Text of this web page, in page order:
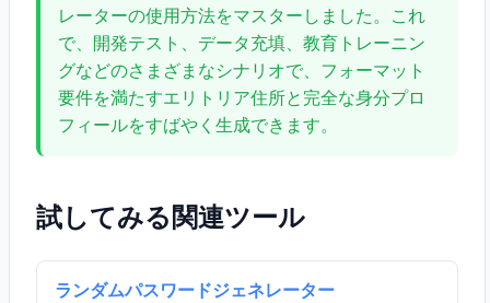
レーターの使用方法をマスターしました。これ
で、開発テスト、データ充填、教育トレーニン
グなどのさまざまなシナリオで、フォーマット
要件を満たすエリトリア住所と完全な身分プロ
フィールをすばやく生成できます。
試してみる関連ツール
ランダムパスワードジェネレーター